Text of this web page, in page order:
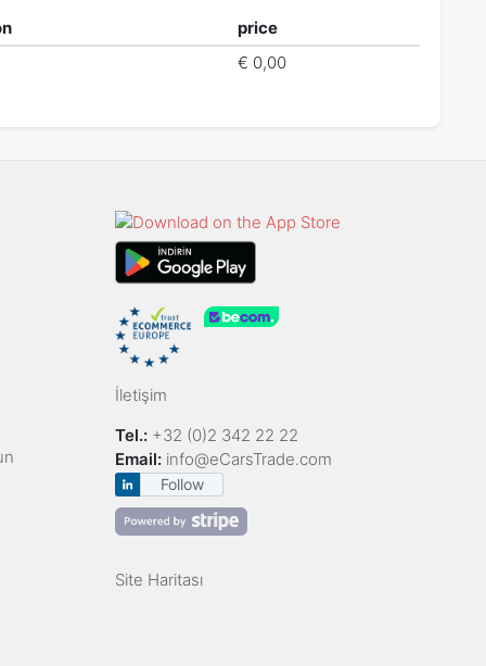
price
€ 0,00
İletişim
Tel.: +32 (0)2 342 22 22
Email: info@eCarsTrade.com
Follow
Site Haritası